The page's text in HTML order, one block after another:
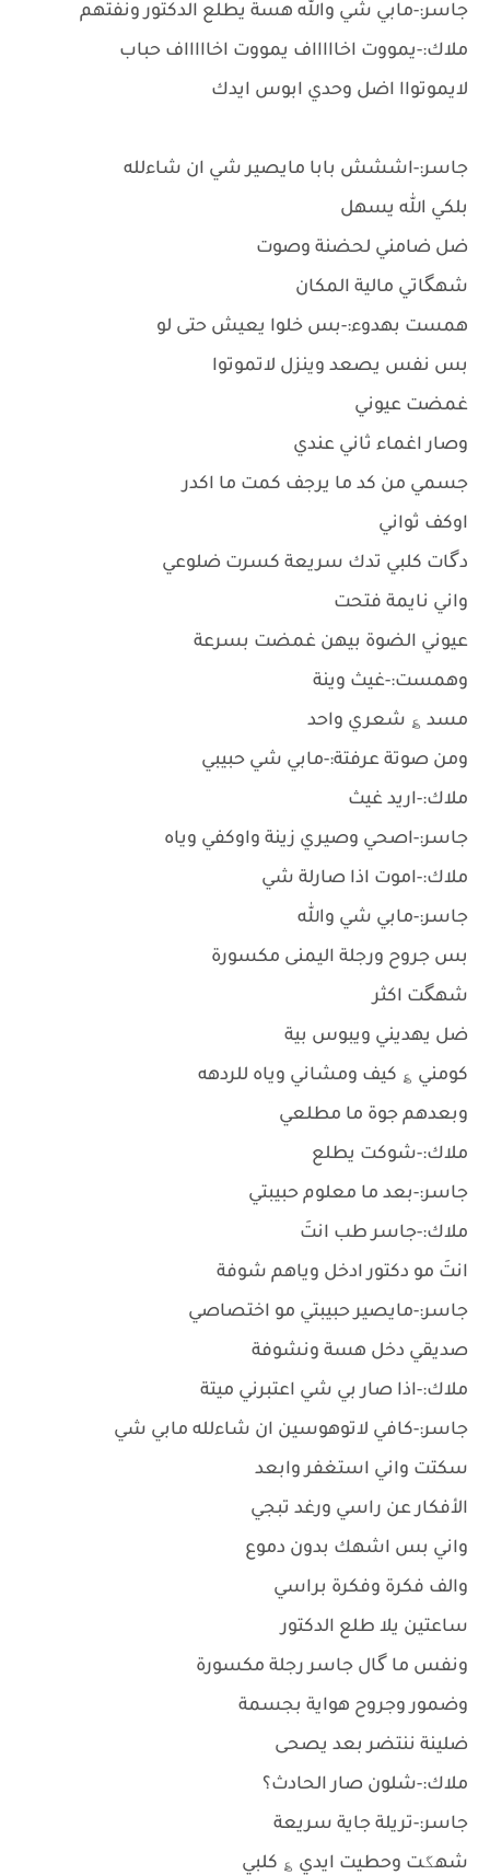
جاسر:-مابي شي والله هسة يطلع الدكتور ونفتهم
ملاك:-يمووت اخاااااف يمووت اخاااااف حباب
لايموتواا اضل وحدي ابوس ايدك
جاسر:-اششش بابا مايصير شي ان شاءلله
بلكي الله يسهل
ضل ضامني لحضنة وصوت
شهگاتي مالية المكان
همست بهدوء:-بس خلوا يعيش حتى لو
بس نفس يصعد وينزل لاتموتوا
غمضت عيوني
وصار اغماء ثاني عندي
جسمي من كد ما يرجف كمت ما اكدر
اوكف ثواني
دگات كلبي تدك سريعة كسرت ضلوعي
واني نايمة فتحت
عيوني الضوة بيهن غمضت بسرعة
وهمست:-غيث وينة
مسد ؏ شعري واحد
ومن صوتة عرفتة:-مابي شي حبيبي
ملاك:-اريد غيث
جاسر:-اصحي وصيري زينة واوكفي وياه
ملاك:-اموت اذا صارلة شي
جاسر:-مابي شي والله
بس جروح ورجلة اليمنى مكسورة
شهگت اكثر
ضل يهديني ويبوس بية
كومني ؏ كيف ومشاني وياه للردهه
وبعدهم جوة ما مطلعي
ملاك:-شوكت يطلع
جاسر:-بعد ما معلوم حبيبتي
ملاك:-جاسر طب انتَ
انتَ مو دكتور ادخل وياهم شوفة
جاسر:-مايصير حبيبتي مو اختصاصي
صديقي دخل هسة ونشوفة
ملاك:-اذا صار بي شي اعتبرني ميتة
جاسر:-كافي لاتوهوسين ان شاءلله مابي شي
سكتت واني استغفر وابعد
الأفكار عن راسي ورغد تبجي
واني بس اشهك بدون دموع
والف فكرة وفكرة براسي
ساعتين يلا طلع الدكتور
ونفس ما گال جاسر رجلة مكسورة
وضمور وجروح هواية بجسمة
ضلينة ننتضر بعد يصحى
ملاك:-شلون صار الحادث؟
جاسر:-تريلة جاية سريعة
شهگت وحطيت ايدي ؏ كلبي